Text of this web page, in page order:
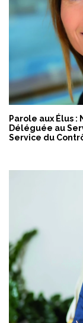
Parole aux Élus
Déléguée au
Service du